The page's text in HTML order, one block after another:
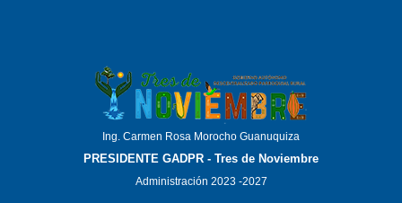
Ing. Carmen Rosa Morocho Guanuquiza
PRESIDENTE GADPR - Tres de Noviembre
Administración 2023 -2027